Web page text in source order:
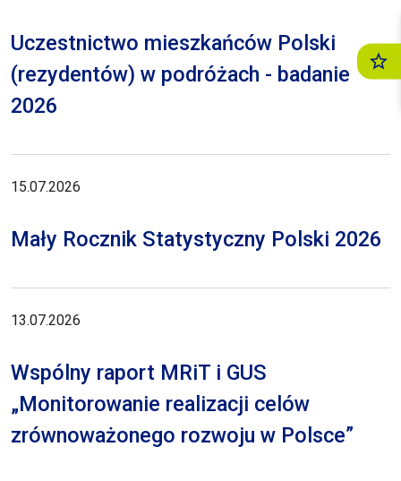
Uczestnictwo mieszkańców Polski
(rezydentów) w podróżach - badanie
2026
15.07.2026
Mały Rocznik Statystyczny Polski 2026
13.07.2026
Wspólny raport MRiT i GUS
„Monitorowanie realizacji celów
zrównoważonego rozwoju w Polsce”